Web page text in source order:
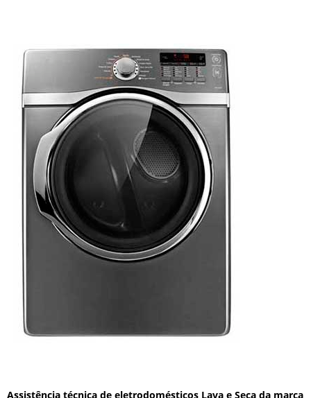
Assistência técnica de eletrodomésticos Lava e Seca da marca